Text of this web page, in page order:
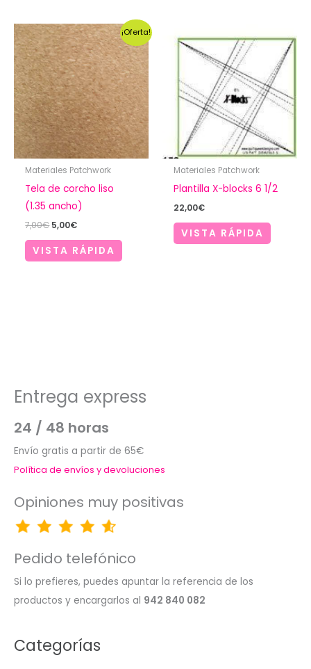
¡Oferta!
Materiales Patchwork
Tela de corcho liso
(1.35 ancho)
7,00€ El
original
era:
5,00€El
actual
es:
VISTA RÁPIDA
Materiales Patchwork
Plantilla X-blocks 6 1/2
22,00€
VISTA RÁPIDA
Entrega express
24 / 48 horas
Envío gratis a partir de 65€
Política de envíos y devoluciones
Opiniones muy positivas
Pedido telefónico
Si lo prefieres, puedes apuntar la referencia de los
productos y encargarlos al 942 840 082
Categorías